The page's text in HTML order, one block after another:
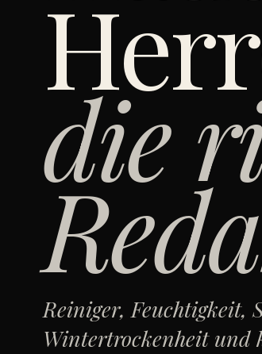
die
Reiniger, Feuchtigkeit,
Wintertrockenheit und